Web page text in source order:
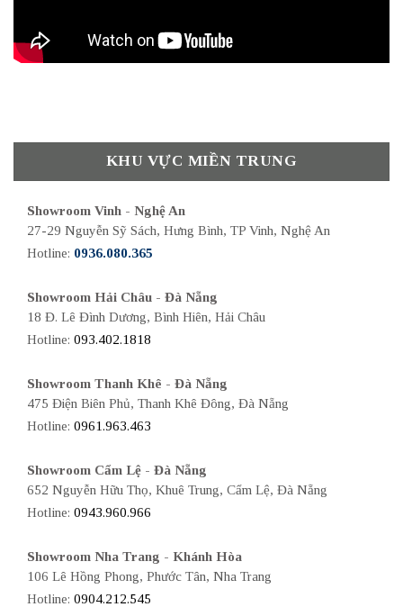
KHU VỰC MIỀN TRUNG
Showroom Vinh - Nghệ An
27-29 Nguyễn Sỹ Sách, Hưng Bình, TP Vinh, Nghệ An
Hotline: 0936.080.365
Showroom Hải Châu - Đà Nẵng
18 Đ. Lê Đình Dương, Bình Hiên, Hải Châu
Hotline: 093.402.1818
Showroom Thanh Khê - Đà Nẵng
475 Điện Biên Phủ, Thanh Khê Đông, Đà Nẵng
Hotline: 0961.963.463
Showroom Cẩm Lệ - Đà Nẵng
652 Nguyễn Hữu Thọ, Khuê Trung, Cẩm Lệ, Đà Nẵng
Hotline: 0943.960.966
Showroom Nha Trang - Khánh Hòa
106 Lê Hồng Phong, Phước Tân, Nha Trang
Hotline: 0904.212.545